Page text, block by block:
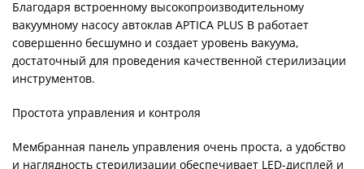
Благодаря встроенному высокопроизводительному
вакуумному насосу автоклав APTICA PLUS B работает
совершенно бесшумно и создает уровень вакуума,
достаточный для проведения качественной стерилизации
инструментов.
Простота управления и контроля
Мембранная панель управления очень проста, а удобство
и наглядность стерилизации обеспечивает LED-дисплей и